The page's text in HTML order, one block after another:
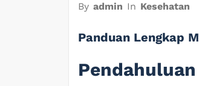
By admin In Kesehatan
Panduan Lengkap
Pendahuluan